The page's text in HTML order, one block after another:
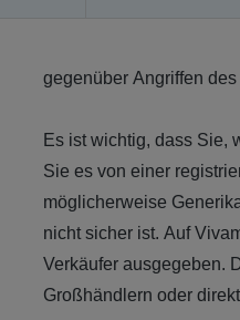
gegenüber Angriffen
Es ist wichtig, dass Sie,
Sie es von einer
möglicherweise
nicht sicher ist. Auf
Verkäufer ausgegeben.
Großhändlern oder